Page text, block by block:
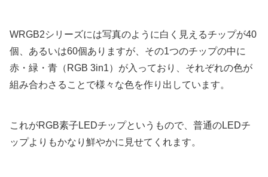
WRGB2シリーズには写真のように白く見えるチップが40
個、あるいは60個ありますが、その1つのチップの中に
赤・緑・青（RGB 3in1）が入っており、それぞれの色が
組み合わさることで様々な色を作り出しています。
これがRGB素子LEDチップというもので、普通のLEDチ
ップよりもかなり鮮やかに見せてくれます。